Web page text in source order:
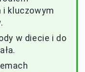
i kluczowym
w diecie i do